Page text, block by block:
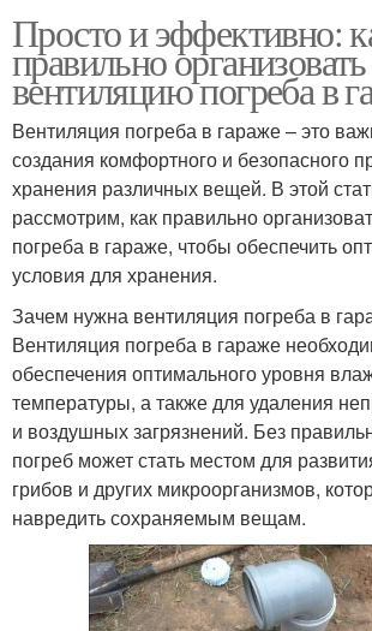
Просто и эффективно:
правильно организовать
вентиляцию погреба в
Вентиляция погреба в гараже – это
создания комфортного и безопасного
хранения различных вещей. В этой
рассмотрим, как правильно
погреба в гараже, чтобы обеспечить
условия для хранения.
Зачем нужна вентиляция погреба в
Вентиляция погреба в гараже
обеспечения оптимального уровня
температуры, а также для удаления
и воздушных загрязнений. Без
погреб может стать местом для
грибов и других микроорганизмов,
навредить сохраняемым вещам.